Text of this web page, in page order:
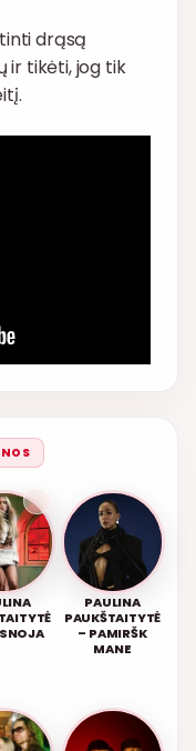
drąsą
ir tikėti, jog tik
PAULINA
PAUKŠTAITYTĖ
– PAMIRŠK
MANE